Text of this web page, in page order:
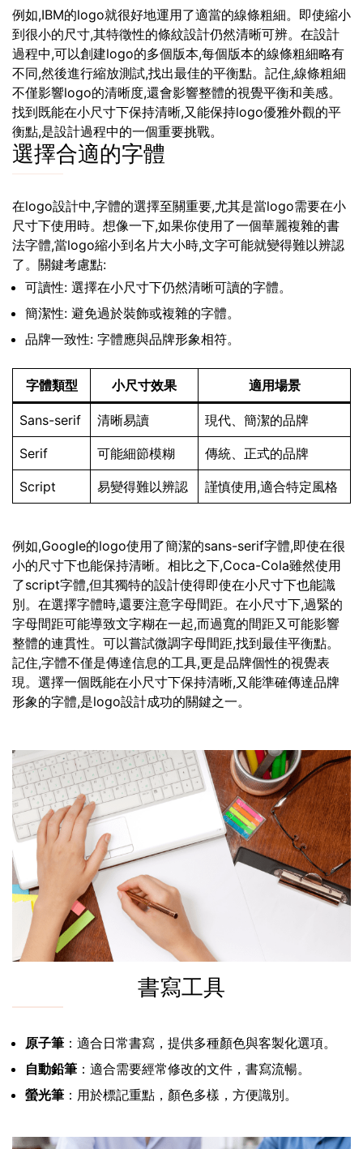
例如,IBM的logo就很好地運用了適當的線條粗細。即使縮小
到很小的尺寸,其特徵性的條紋設計仍然清晰可辨。在設計
過程中,可以創建logo的多個版本,每個版本的線條粗細略有
不同,然後進行縮放測試,找出最佳的平衡點。記住,線條粗細
不僅影響logo的清晰度,還會影響整體的視覺平衡和美感。
找到既能在小尺寸下保持清晰,又能保持logo優雅外觀的平
衡點,是設計過程中的一個重要挑戰。
選擇合適的字體
在logo設計中,字體的選擇至關重要,尤其是當logo需要在小
尺寸下使用時。想像一下,如果你使用了一個華麗複雜的書
法字體,當logo縮小到名片大小時,文字可能就變得難以辨認
了。關鍵考慮點:
可讀性: 選擇在小尺寸下仍然清晰可讀的字體。
簡潔性: 避免過於裝飾或複雜的字體。
品牌一致性: 字體應與品牌形象相符。
字體類型 小尺寸效果 適用場景
Sans-serif 清晰易讀 現代、簡潔的品牌
Serif 可能細節模糊 傳統、正式的品牌
Script 易變得難以辨認 謹慎使用,適合特定風格
例如,Google的logo使用了簡潔的sans-serif字體,即使在很
小的尺寸下也能保持清晰。相比之下,Coca-Cola雖然使用
了script字體,但其獨特的設計使得即使在小尺寸下也能識
別。在選擇字體時,還要注意字母間距。在小尺寸下,過緊的
字母間距可能導致文字糊在一起,而過寬的間距又可能影響
整體的連貫性。可以嘗試微調字母間距,找到最佳平衡點。
記住,字體不僅是傳達信息的工具,更是品牌個性的視覺表
現。選擇一個既能在小尺寸下保持清晰,又能準確傳達品牌
形象的字體,是logo設計成功的關鍵之一。
書寫工具
原子筆 ：適合日常書寫，提供多種顏色與客製化選項。
自動鉛筆 ：適合需要經常修改的文件，書寫流暢。
螢光筆 ：用於標記重點，顏色多樣，方便識別。